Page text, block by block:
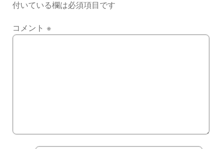
付いている欄は必須項目です
コメント ※